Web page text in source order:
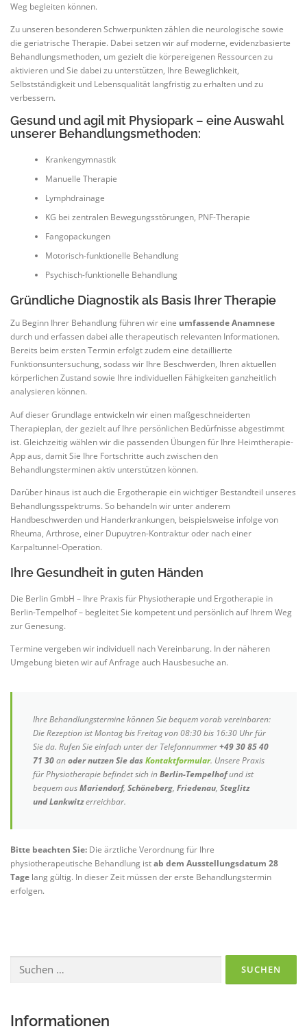
Weg begleiten können.
Zu unseren besonderen Schwerpunkten zählen die neurologische sowie
die geriatrische Therapie. Dabei setzen wir auf moderne, evidenzbasierte
Behandlungsmethoden, um gezielt die körpereigenen Ressourcen zu
aktivieren und Sie dabei zu unterstützen, Ihre Beweglichkeit,
Selbstständigkeit und Lebensqualität langfristig zu erhalten und zu
verbessern.
Gesund und agil mit Physiopark – eine Auswahl
unserer Behandlungsmethoden:
Krankengymnastik
Manuelle Therapie
Lymphdrainage
KG bei zentralen Bewegungsstörungen, PNF-Therapie
Fangopackungen
Motorisch-funktionelle Behandlung
Psychisch-funktionelle Behandlung
Gründliche Diagnostik als Basis Ihrer Therapie
Zu Beginn Ihrer Behandlung führen wir eine umfassende Anamnese
durch und erfassen dabei alle therapeutisch relevanten Informationen.
Bereits beim ersten Termin erfolgt zudem eine detaillierte
Funktionsuntersuchung, sodass wir Ihre Beschwerden, Ihren aktuellen
körperlichen Zustand sowie Ihre individuellen Fähigkeiten ganzheitlich
analysieren können.
Auf dieser Grundlage entwickeln wir einen maßgeschneiderten
Therapieplan, der gezielt auf Ihre persönlichen Bedürfnisse abgestimmt
ist. Gleichzeitig wählen wir die passenden Übungen für Ihre Heimtherapie-
App aus, damit Sie Ihre Fortschritte auch zwischen den
Behandlungsterminen aktiv unterstützen können.
Darüber hinaus ist auch die Ergotherapie ein wichtiger Bestandteil unseres
Behandlungsspektrums. So behandeln wir unter anderem
Handbeschwerden und Handerkrankungen, beispielsweise infolge von
Rheuma, Arthrose, einer Dupuytren-Kontraktur oder nach einer
Karpaltunnel-Operation.
Ihre Gesundheit in guten Händen
Die Berlin GmbH – Ihre Praxis für Physiotherapie und Ergotherapie in
Berlin-Tempelhof – begleitet Sie kompetent und persönlich auf Ihrem Weg
zur Genesung.
Termine vergeben wir individuell nach Vereinbarung. In der näheren
Umgebung bieten wir auf Anfrage auch Hausbesuche an.
Ihre Behandlungstermine können Sie bequem vorab vereinbaren:
Die Rezeption ist Montag bis Freitag von 08:30 bis 16:30 Uhr für
Sie da. Rufen Sie einfach unter der Telefonnummer+49 30 85 40
71 30anoder nutzen Sie dasKontaktformular. Unsere Praxis
für Physiotherapie befindet sich inBerlin-Tempelhofund ist
bequem ausMariendorf, Schöneberg, Friedenau, Steglitz
undLankwitzerreichbar.
Bitte beachten Sie: Die ärztliche Verordnung für Ihre
physiotherapeutische Behandlung istab dem Ausstellungsdatum 28
Tage lang gültig. In dieser Zeit müssen der erste Behandlungstermin
erfolgen.
nach:
Informationen